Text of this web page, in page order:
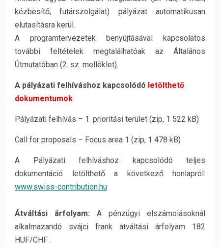
kézbesítő, futárszolgálat) pályázat automatikusan
elutasításra kerül.
A programtervezetek benyújtásával kapcsolatos
további feltételek megtalálhatóak az Általános
Útmutatóban (2. sz. melléklet).
A pályázati felhíváshoz kapcsolódó letölthető
dokumentumok
Pályázati felhívás – 1. prioritási terület (zip, 1 522 kB)
Call for proposals – Focus area 1 (zip, 1 478 kB)
A Pályázati felhíváshoz kapcsolódó teljes
dokumentáció letölthető a következő honlapról:
www.swiss-contribution.hu
Átváltási árfolyam: A pénzügyi elszámolásoknál
alkalmazandó svájci frank átváltási árfolyam 182
HUF/CHF .